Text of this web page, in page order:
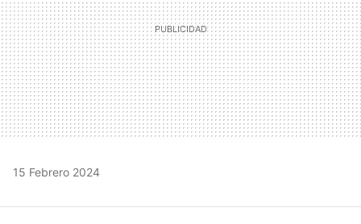
15 Febrero 2024